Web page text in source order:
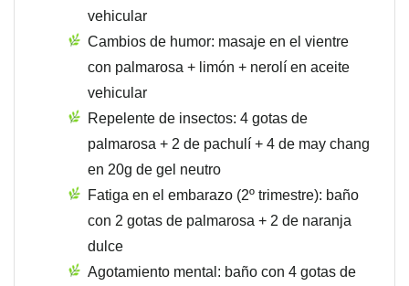
vehicular
Cambios de humor: masaje en el vientre
con palmarosa + limón + nerolí en aceite
vehicular
Repelente de insectos: 4 gotas de
palmarosa + 2 de pachulí + 4 de may chang
en 20g de gel neutro
Fatiga en el embarazo (2º trimestre): baño
con 2 gotas de palmarosa + 2 de naranja
dulce
Agotamiento mental: baño con 4 gotas de